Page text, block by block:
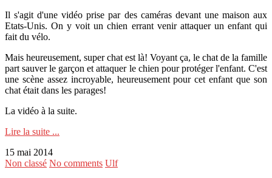
Il s'agit d'une vidéo prise par des caméras devant une maison aux
Etats-Unis. On y voit un chien errant venir attaquer un enfant qui
fait du vélo.
Mais heureusement, super chat est là! Voyant ça, le chat de la famille
part sauver le garçon et attaquer le chien pour protéger l'enfant. C'est
une scène assez incroyable, heureusement pour cet enfant que son
chat était dans les parages!
La vidéo à la suite.
Lire la suite ...
15 mai 2014
Non classé No comments Ulf